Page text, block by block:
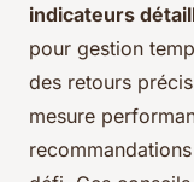
indicateurs
pour gestion
des retours
mesure